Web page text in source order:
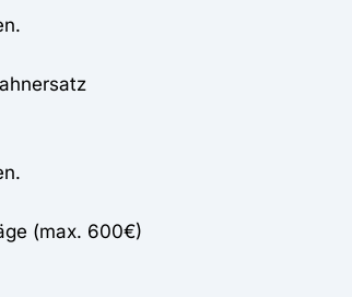
(max. 600€)